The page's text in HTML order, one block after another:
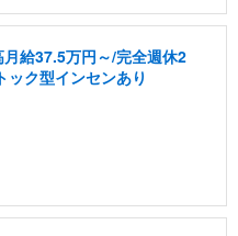
給37.5万円～/完全週休2
ック型インセンあり